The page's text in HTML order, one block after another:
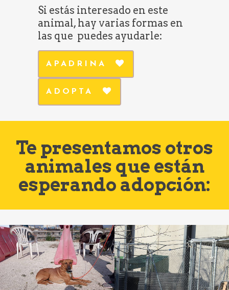
Si estás interesado en este
animal, hay varias formas en
las que puedes ayudarle:
APADRINA
ADOPTA
Te presentamos otros
animales que están
esperando adopción: